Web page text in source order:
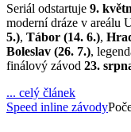
Seriál odstartuje 9.
moderní dráze v areálu
5.), Tábor (14. 6.),
Boleslav (26. 7.),
finálový závod 23.
... celý článek
Speed inline závody